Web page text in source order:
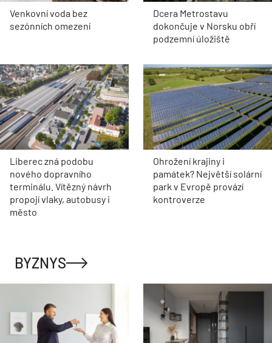
Venkovní voda bez
sezónních omezení
Dcera Metrostavu
dokončuje v Norsku obří
podzemní úložiště
Liberec zná podobu
nového dopravního
terminálu. Vítězný návrh
propojí vlaky, autobusy i
město
Ohrožení krajiny i
památek? Největší solární
park v Evropě provází
kontroverze
BYZNYS